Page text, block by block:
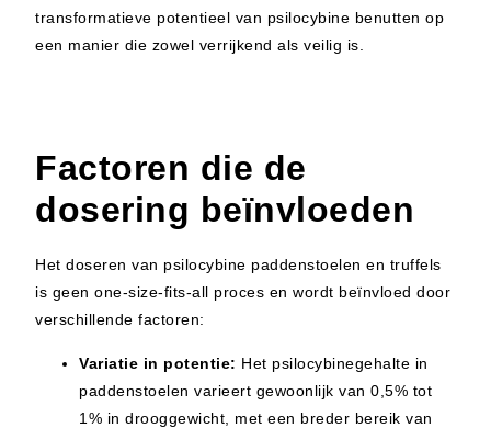
transformatieve potentieel van psilocybine benutten op
een manier die zowel verrijkend als veilig is.
Factoren die de
dosering beïnvloeden
Het doseren van psilocybine paddenstoelen en truffels
is geen one-size-fits-all proces en wordt beïnvloed door
verschillende factoren:
Variatie in potentie: Het psilocybinegehalte in
paddenstoelen varieert gewoonlijk van 0,5% tot
1% in drooggewicht, met een breder bereik van